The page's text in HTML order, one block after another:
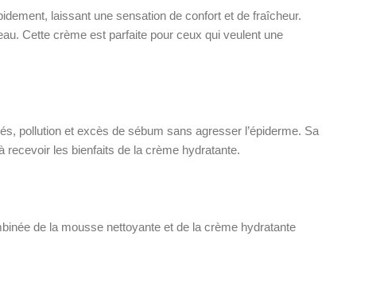
laissant une sensation de confort et de fraîcheur.
Cette crème est parfaite pour ceux qui veulent une
pollution et excès de sébum sans agresser l’épiderme. Sa
recevoir les bienfaits de la crème hydratante.
de la mousse nettoyante et de la crème hydratante